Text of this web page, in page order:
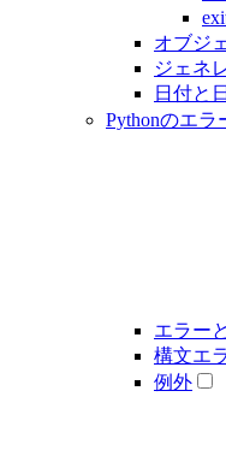
オブジ
ジェネ
日付と
Pythonのエラ
エラー
構文エ
例外